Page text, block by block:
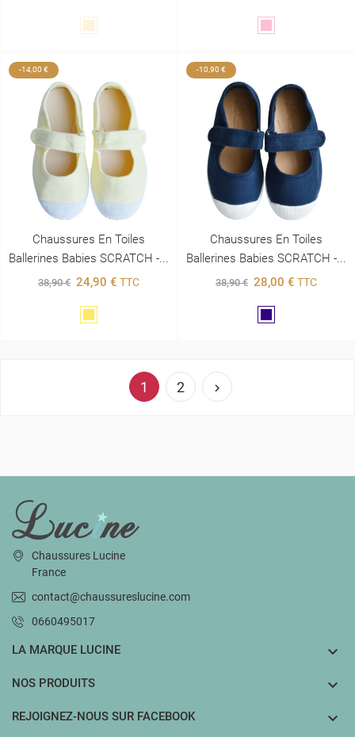
-14,00 €
Chaussures En Toiles
Ballerines Babies SCRATCH -...
38,90 € 24,90 € TTC
-10,90 €
Chaussures En Toiles
Ballerines Babies SCRATCH -...
38,90 € 28,00 € TTC
1 2 
INFORMATIONS
Chaussures Lucine
France
contact@chaussureslucine.com
0660495017
LA MARQUE LUCINE 
NOS PRODUITS 
REJOIGNEZ-NOUS SUR FACEBOOK 